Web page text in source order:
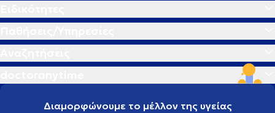
Διαμορφώνουμε το μέλλον της υγείας